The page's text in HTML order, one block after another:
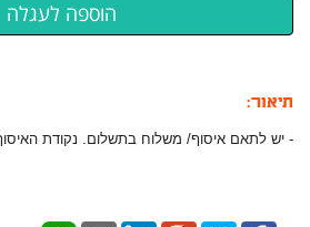
תיאור:
​​​- יש לתאם איסוף/ משלוח בתשלום. נקודת